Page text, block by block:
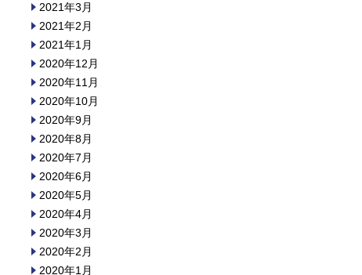
2021年3月
2021年2月
2021年1月
2020年12月
2020年11月
2020年10月
2020年9月
2020年8月
2020年7月
2020年6月
2020年5月
2020年4月
2020年3月
2020年2月
2020年1月